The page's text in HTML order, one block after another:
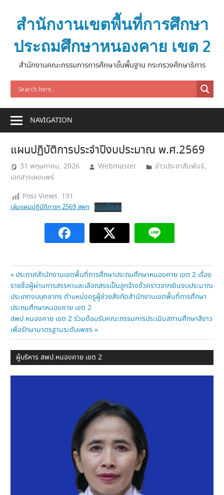
contentสำนักงานเขตพื้นที่การศึกษา
ประถมศึกษาหนองคาย เขต 2
สำนักงานคณะกรรมการการศึกษาขั้นพื้นฐาน กระทรวงศึกษาธิการ
NAVIGATION
แผนปฏิบัติการประจำปีงบประมาณ พ.ศ.2569
31 พฤษภาคม, 2026 Webmaster ข่าวประชาสัมพันธ์,
เอกสารเผยแพร่
Post Views: 191
เล่มแผนปฏิบัติการฯ 2569 สพท ดาวน์โหลด
แนะแนว
เรื่อง
Previous
Post:
ประกาศสำนักงานเขตพื้นที่การศึกษาประถมศึกษาหนองคาย เขต 2 เรื่อง
รายชื่อผู้ผ่านการสรรหาและเลือกสรรเป็นลูกจ้างชั่วคราวจากเงินงบประมาณ
ประเภทงบบุคลากร ตำแหน่งครูผู้ช่วยสังกัดสำนักงานเขตพื้นที่การศึกษา
ประถมศึกษาหนองคาย เขต 2
Next
Post:
สพป.หนองคาย เขต 2 ร่วมต้อนรับคณะกรรมการประเมินสถานศึกษาสีขาว
เพื่อรักษามาตรฐานระดับเพชร
ผู้บริหาร สพป.หนองคาย เขต 2